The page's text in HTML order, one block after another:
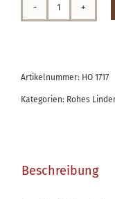
Artikelnummer: HO 1717
Kategorien: Rohes
Beschreibung